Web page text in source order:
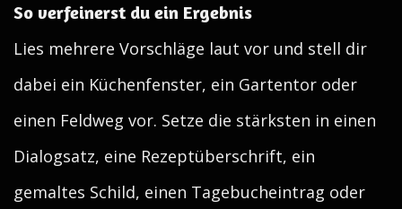
So verfeinerst du ein Ergebnis
Lies mehrere Vorschläge laut vor und stell dir
dabei ein Küchenfenster, ein Gartentor oder
einen Feldweg vor. Setze die stärksten in einen
Dialogsatz, eine Rezeptüberschrift, ein
gemaltes Schild, einen Tagebucheintrag oder